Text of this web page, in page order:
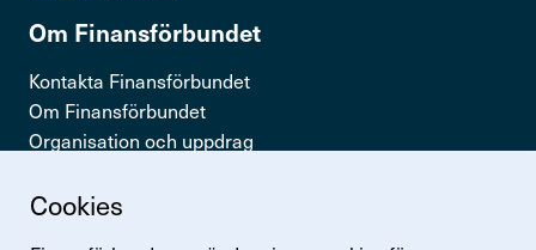
Cookies
Om Finans­för­bundet
Kontakta Finansförbundet
Om Finansförbundet
Organisation och uppdrag
Snabb­länkar